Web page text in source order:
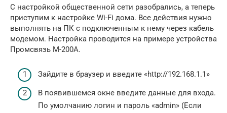
С настройкой общественной сети разобрались, а теперь
приступим к настройке Wi-Fi дома. Все действия нужно
выполнять на ПК с подключенным к нему через кабель
модемом. Настройка проводится на примере устройства
Промсвязь М-200А.
Зайдите в браузер и введите «http://192.168.1.1»
В появившемся окне введите данные для входа.
По умолчанию логин и пароль «admin» (Если